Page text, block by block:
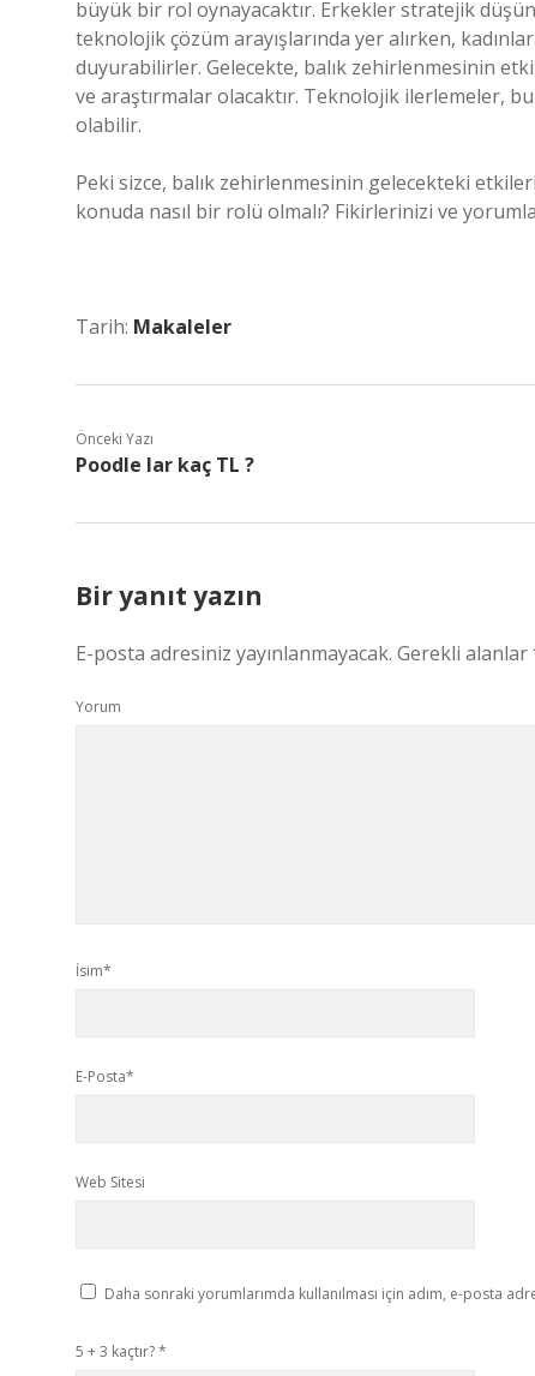
büyük bir rol oynayacaktır. Erkekler stratejik
teknolojik çözüm arayışlarında yer alırken,
duyurabilirler. Gelecekte, balık zehirlenmesinin
ve araştırmalar olacaktır. Teknolojik ilerlemeler,
olabilir.
Peki sizce, balık zehirlenmesinin gelecekteki
konuda nasıl bir rolü olmalı? Fikirlerinizi ve
Tarih: Makaleler
Önceki Yazı
Poodle lar kaç TL ?
Bir yanıt yazın
E-posta adresiniz yayınlanmayacak. Gerekli alanlar
Yorum
İsim*
E-Posta*
Web Sitesi
Daha sonraki yorumlarımda kullanılması için adım, e-posta
5 + 3 kaçtır?*